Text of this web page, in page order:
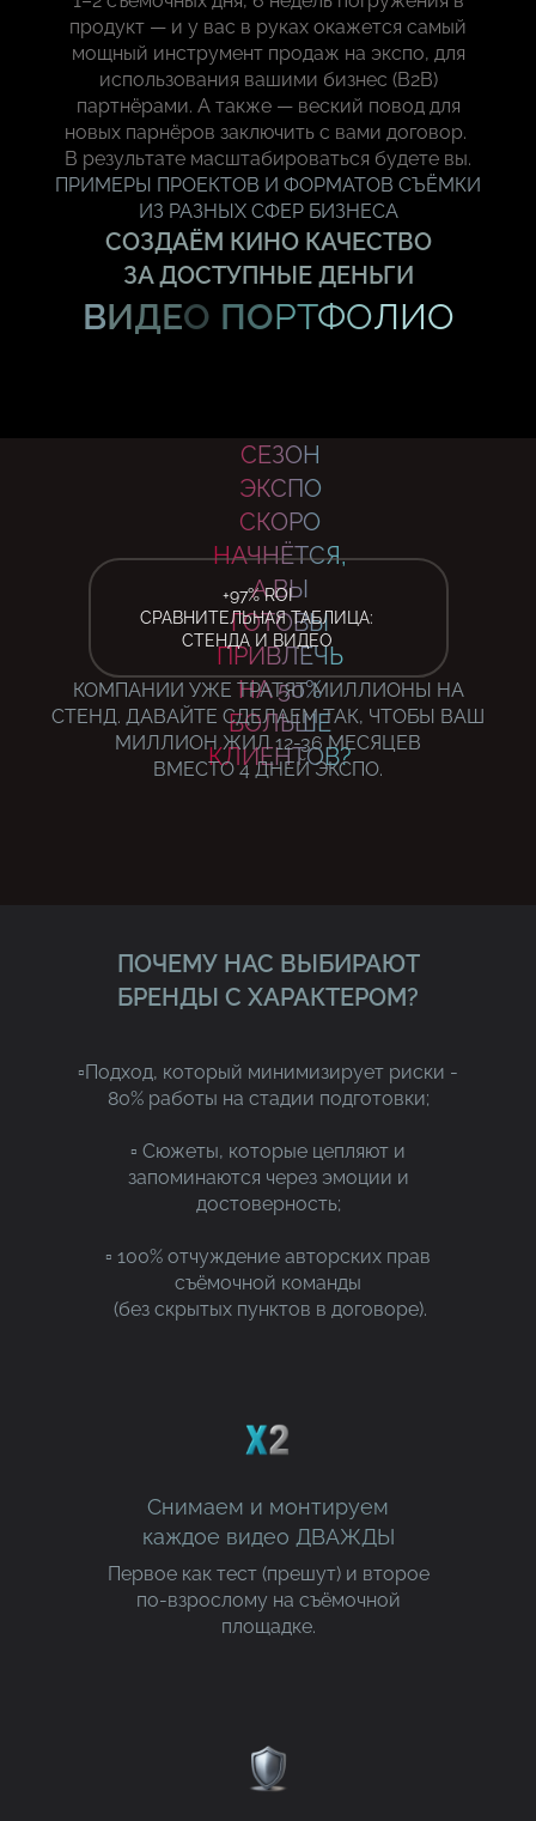
продукт — и у вас в руках окажется самый
мощный инструмент продаж на экспо, для
использования вашими бизнес (B2B)
партнёрами. А также — веский повод для
новых парнёров заключить с вами договор.
В результате масштабироваться будете вы.
ПРИМЕРЫ ПРОЕКТОВ И ФОРМАТОВ СЪЁМКИ
ИЗ РАЗНЫХ СФЕР БИЗНЕСА
СОЗДАЁМ КИНО КАЧЕСТВО
ЗА ДОСТУПНЫЕ ДЕНЬГИ
ВИДЕО ПОРТФОЛИО
СЕЗОН
ЭКСПО
СКОРО
НАЧНЁТСЯ,
А ВЫ
ГОТОВЫ
ПРИВЛЕЧЬ
НА 50%
БОЛЬШЕ
КЛИЕНТОВ?
+97% ROI
СРАВНИТЕЛЬНАЯ ТАБЛИЦА:
СТЕНДА И ВИДЕО
КОМПАНИИ УЖЕ ТРАТЯТ МИЛЛИОНЫ НА
СТЕНД. ДАВАЙТЕ СДЕЛАЕМ ТАК, ЧТОБЫ ВАШ
МИЛЛИОН ЖИЛ 12-36 МЕСЯЦЕВ
ВМЕСТО 4 ДНЕЙ ЭКСПО.
ПОЧЕМУ НАС ВЫБИРАЮТ
БРЕНДЫ С ХАРАКТЕРОМ?
▫️Подход, который минимизирует риски -
80% работы на стадии подготовки;
▫️ Сюжеты, которые цепляют и
запоминаются через эмоции и
достоверность;
▫️ 100% отчуждение авторских прав
съёмочной команды
(без скрытых пунктов в договоре).
Снимаем и монтируем
каждое видео ДВАЖДЫ
Первое как тест (прешут) и второе
по-взрослому на съёмочной
площадке.